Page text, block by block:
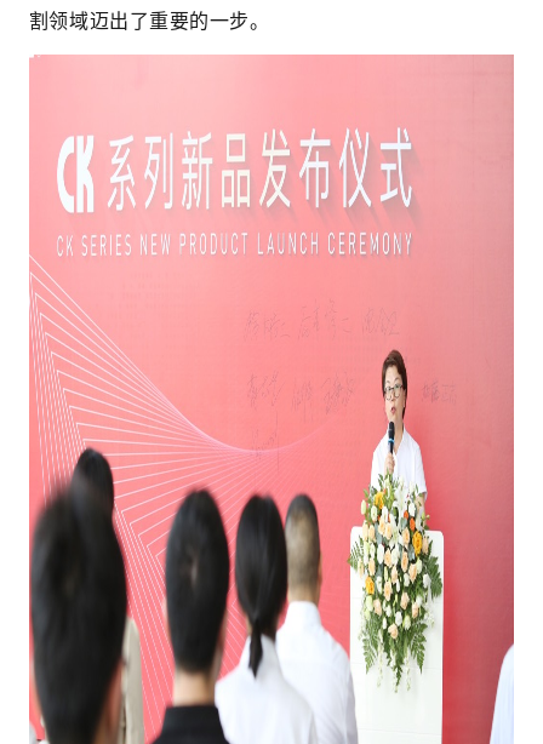
割领域迈出了重要的一步。